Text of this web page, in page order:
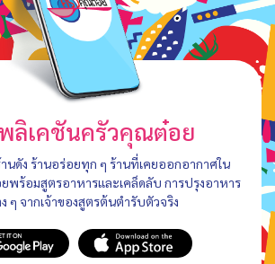
ลิเคชันครัวคุณต๋อย
านดัง ร้านอร่อยทุก ๆ ร้านที่เคยออกอากาศใน
พร้อมสูตรอาหารและเคล็ดลับ การปรุงอาหาร
ๆ จากเจ้าของสูตรต้นตำรับตัวจริง